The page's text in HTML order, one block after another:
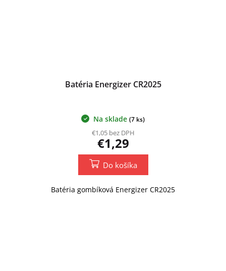
Batéria Energizer CR2025
Na sklade (7 ks)
€1,05 bez DPH
€1,29
Do košíka
Batéria gombíková Energizer CR2025